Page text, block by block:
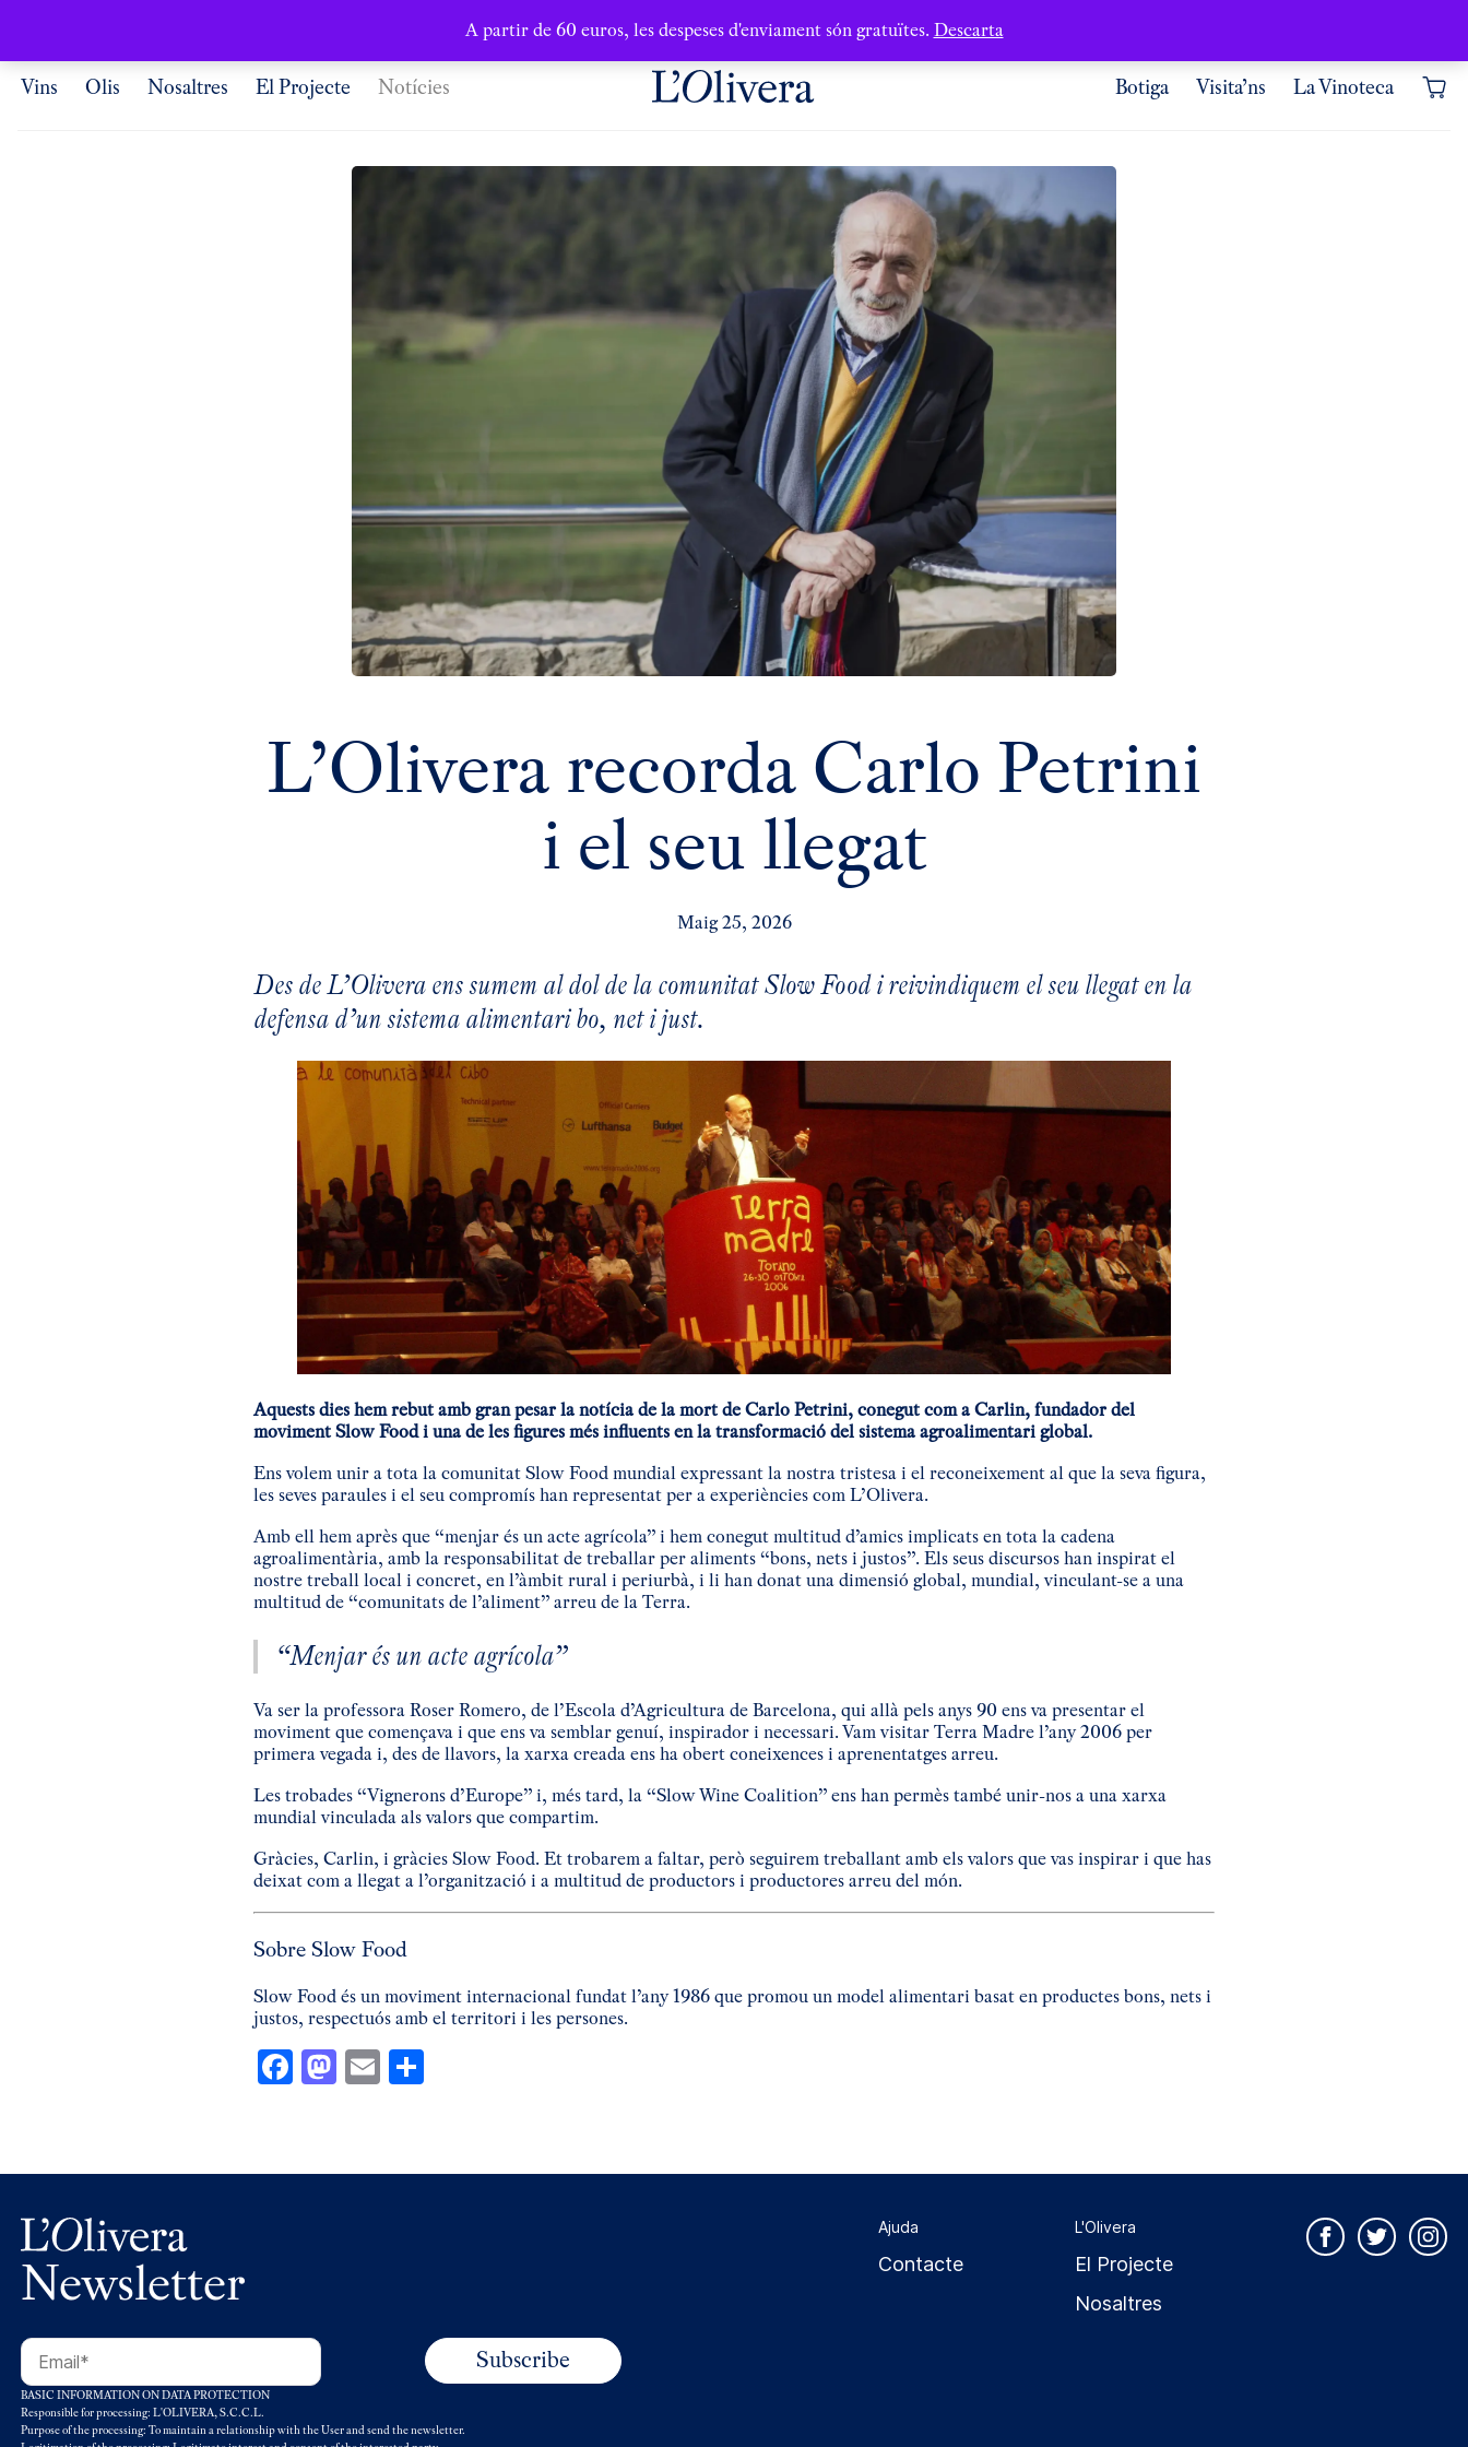
A partir de 60 euros, les despeses d'enviament són gratuïtes. Descarta
Vins Olis Nosaltres El Projecte Notícies Botiga Visita’ns La Vinoteca
L’Olivera recorda Carlo Petrini
i el seu llegat
Maig 25, 2026
Des de L’Olivera ens sumem al dol de la comunitat Slow Food i reivindiquem el seu llegat en la
defensa d’un sistema alimentari bo, net i just.
Aquests dies hem rebut amb gran pesar la notícia de la mort de Carlo Petrini, conegut com a Carlin, fundador del
moviment Slow Food i una de les figures més influents en la transformació del sistema agroalimentari global.
Ens volem unir a tota la comunitat Slow Food mundial expressant la nostra tristesa i el reconeixement al que la seva figura,
les seves paraules i el seu compromís han representat per a experiències com L’Olivera.
Amb ell hem après que “menjar és un acte agrícola” i hem conegut multitud d’amics implicats en tota la cadena
agroalimentària, amb la responsabilitat de treballar per aliments “bons, nets i justos”. Els seus discursos han inspirat el
nostre treball local i concret, en l’àmbit rural i periurbà, i li han donat una dimensió global, mundial, vinculant-se a una
multitud de “comunitats de l’aliment” arreu de la Terra.
“Menjar és un acte agrícola”
Va ser la professora Roser Romero, de l’Escola d’Agricultura de Barcelona, qui allà pels anys 90 ens va presentar el
moviment que començava i que ens va semblar genuí, inspirador i necessari. Vam visitar Terra Madre l’any 2006 per
primera vegada i, des de llavors, la xarxa creada ens ha obert coneixences i aprenentatges arreu.
Les trobades “Vignerons d’Europe” i, més tard, la “Slow Wine Coalition” ens han permès també unir-nos a una xarxa
mundial vinculada als valors que compartim.
Gràcies, Carlin, i gràcies Slow Food. Et trobarem a faltar, però seguirem treballant amb els valors que vas inspirar i que has
deixat com a llegat a l’organització i a multitud de productors i productores arreu del món.
Sobre Slow Food
Slow Food és un moviment internacional fundat l’any 1986 que promou un model alimentari basat en productes bons, nets i
justos, respectuós amb el territori i les persones.
Facebook
Mastodon
Email
Newsletter
BASIC INFORMATION ON DATA PROTECTION
Responsible for processing: L'OLIVERA, S.C.C.L.
Purpose of the processing: To maintain a relationship with the User and send the newsletter.
Ajuda
Contacte
L'Olivera
El Projecte
Nosaltres